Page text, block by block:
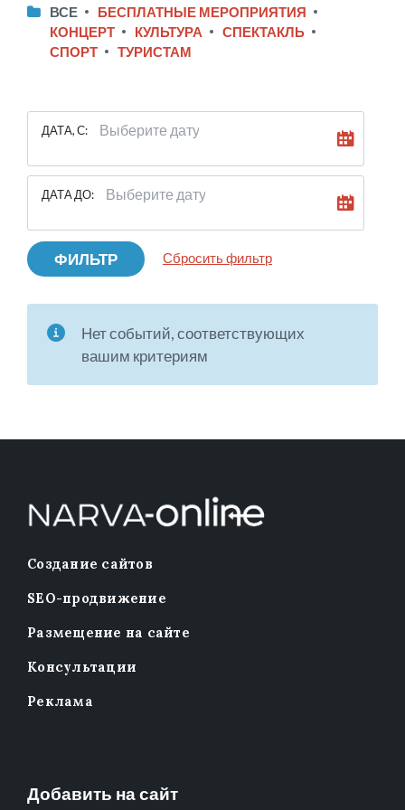
ВСЕ
БЕСПЛАТНЫЕ МЕРОПРИЯТИЯ
КОНЦЕРТ
КУЛЬТУРА
СПЕКТАКЛЬ
СПОРТ
ТУРИСТАМ
ДАТА, С:
ДАТА ДО:
ФИЛЬТР Сбросить фильтр
Нет событий, соответствующих
вашим критериям
Создание сайтов
SEO-продвижение
Размещение на сайте
Консультации
Реклама
Добавить на сайт